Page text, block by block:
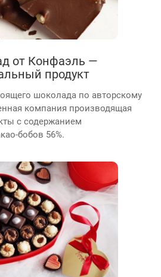
от Конфаэль —
продукт
шоколада по авторскому
компания производящая
с содержанием
бобов 56%.